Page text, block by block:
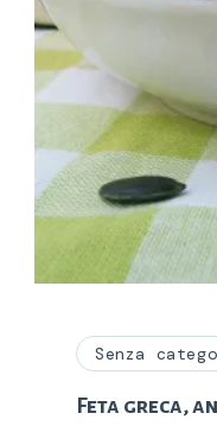
Senza
Feta greca,